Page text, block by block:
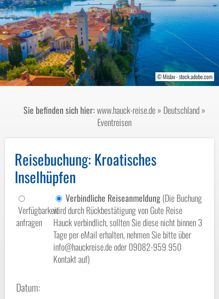
© Andrew Mayovskyy - stock.adobe.com
© Pablo Debat-fotolia.com
© Mislav - stock.adobe.com
© schulzfoto-fotolia.com
Sie befinden sich hier:www.hauck-reise.de» Deutschland»
Eventreisen
Reisebuchung: Kroatisches
Inselhüpfen
Verfügbarkeit
anfragen
Verbindliche Reiseanmeldung(Die Buchung
wird durch Rückbestätigung von Gute Reise
Hauck verbindlich, sollten Sie diese nicht binnen 3
Tage per eMail erhalten, nehmen Sie bitte über
info@hauckreise.de oder 09082-959 950
Kontakt auf)
Datum: